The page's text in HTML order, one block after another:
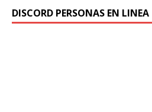
DISCORD PERSONAS EN LINEA